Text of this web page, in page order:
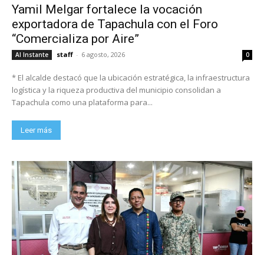
Yamil Melgar fortalece la vocación
exportadora de Tapachula con el Foro
“Comercializa por Aire”
Al Instante staff - 6 agosto, 2026 0
* El alcalde destacó que la ubicación estratégica, la infraestructura
logística y la riqueza productiva del municipio consolidan a
Tapachula como una plataforma para...
Leer más